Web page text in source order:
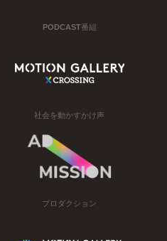
PODCAST番組
社会を動かすかけ声
プロダクション